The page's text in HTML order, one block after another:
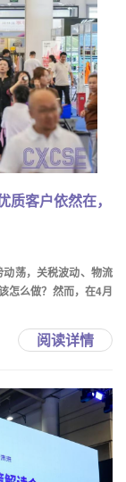
客户依然在，
荡，关税波动、物流
怎么做？然而，在4月
阅读详情